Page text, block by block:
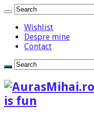
Wishlist
Despre mine
Contact
is fun